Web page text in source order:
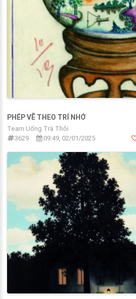
PHÉP VẼ THEO TRÍ NHỚ
Team Uống Trà Thôi
3629
09:49, 02/01/2025